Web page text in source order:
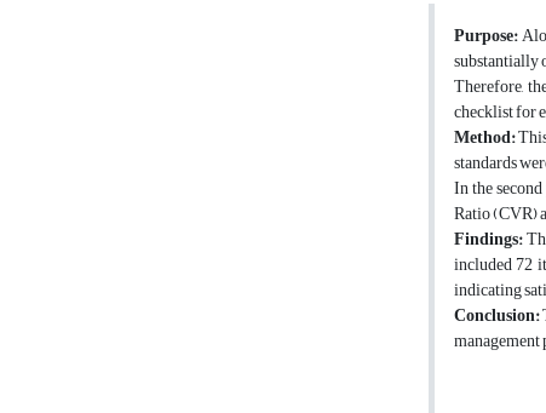
Purpose:
substantially
Therefore,
checklist for
Method:
standards
In the
Ratio (CVR)
Findings:
included 72
indicating
Conclusion: